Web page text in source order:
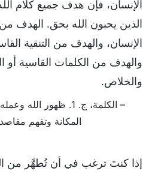
الإنسان، فإن هدف جميع كلام
الذين يحبون الله بحق. الهدف من
الإنسان، والهدف من التنقية
والهدف من الكلمات القاسية أو
والخلاص.
– الكلمة، ج. 1. ظهور
المكانة وتفهم
إذا كنتَ ترغب في أن تُطهَّر من